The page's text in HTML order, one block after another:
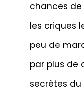
chances de
les criques
peu de
par plus de
secrètes